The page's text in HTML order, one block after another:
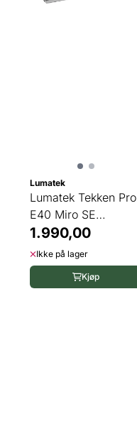
Lumatek
Lumatek Tekken Pro
E40 Miro SE
Reflektor
1.990,00
Ikke på lager
Kjøp